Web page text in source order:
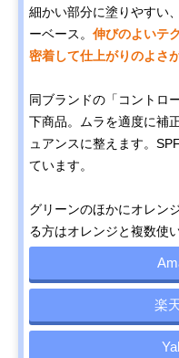
細かい部分に塗りやすい
ーベース。 伸びのよいテ
密着して仕上がりのよさ
同ブランドの「コントロ
下商品。ムラを適度に補
ュアンスに整えます。
ています。
グリーンのほかにオレン
る方はオレンジと複数使
楽